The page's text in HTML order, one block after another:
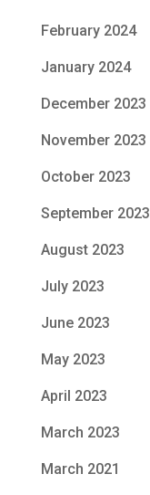
February 2024
January 2024
December 2023
November 2023
October 2023
September 2023
August 2023
July 2023
June 2023
May 2023
April 2023
March 2023
March 2021